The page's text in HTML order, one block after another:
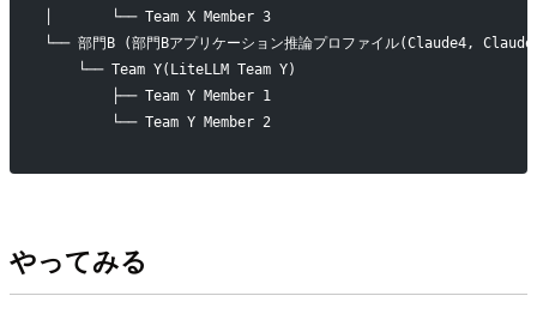
│       └── Team X Member 3
└── 部門B (部門Bアプリケーション推論プロファイル(Claude4,
    └── Team Y(LiteLLM Team Y)
        ├── Team Y Member 1
        └── Team Y Member 2
やってみる